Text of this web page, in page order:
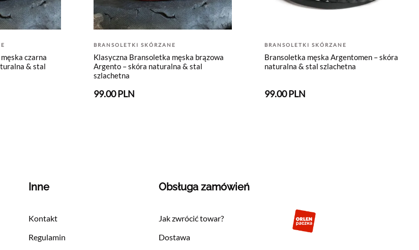
czarna
& stal
BRANSOLETKI SKÓRZANE
Klasyczna Bransoletka męska brązowa
Argento – skóra naturalna & stal
szlachetna
99.00 PLN
BRANSOLETKI SKÓRZANE
Bransoletka męska Argentomen – skóra
naturalna & stal szlachetna
99.00 PLN
Inne
Kontakt
Regulamin
Obsługa zamówień
Jak zwrócić towar?
Dostawa